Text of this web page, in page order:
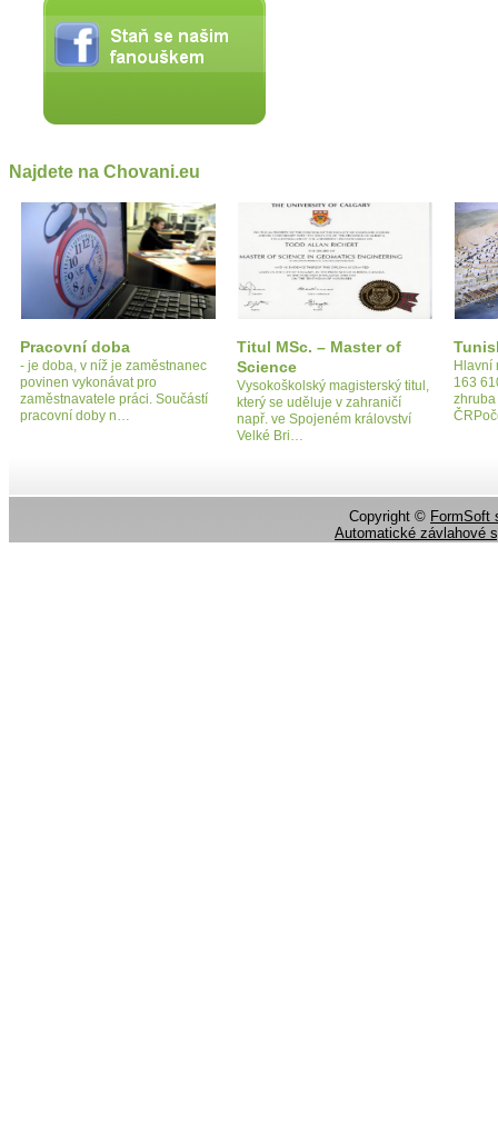
Najdete na Chovani.eu
Pracovní doba
- je doba, v níž je zaměstnanec
povinen vykonávat pro
zaměstnavatele práci. Součástí
pracovní doby n…
Titul MSc. – Master of
Science
Vysokoškolský magisterský titul,
který se uděluje v zahraničí
např. ve Spojeném království
Velké Bri…
Hlavní
163
zhruba
Copyright © FormSoft
Automatické závlahové